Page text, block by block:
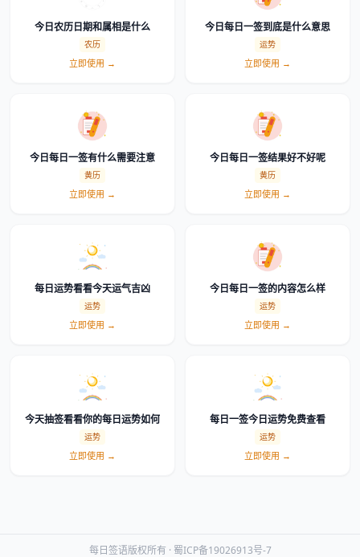
今日农历日期和属相是什么
农历
立即使用 →
今日每日一签到底是什么意思
运势
立即使用 →
今日每日一签有什么需要注意
黄历
立即使用 →
今日每日一签结果好不好呢
黄历
立即使用 →
每日运势看看今天运气吉凶
运势
立即使用 →
今日每日一签的内容怎么样
运势
立即使用 →
今天抽签看看你的每日运势如何
运势
立即使用 →
每日一签今日运势免费查看
运势
立即使用 →
每日签语版权所有 · 蜀ICP备19026913号-7